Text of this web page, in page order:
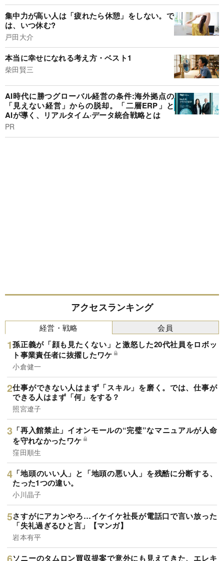
集中力が高い人は「疲れたら休憩」をしない。で
は、いつ休む?
戸田大介
本当に幸せになれる考え方・ベスト1
柴田賢三
AI時代に勝つグローバル経営の条件:海外拠点の
「見えない経営」からの脱却。「二層ERP」と
AIが導く、リアルタイム·データ統合戦略とは
PR
アクセスランキング
経営・戦略
孫正義が「顔も見たくない」と激怒した20代社員をロボッ
ト事業責任者に抜擢したワケ
小倉健一
仕事ができない人はまず「スキル」を磨く。では、仕事が
できる人はまず「何」をする？
照宮遼子
「再入館禁止」イオンモールの“完璧”なマニュアルが人命
を守れなかったワケ
窪田順生
「地頭のいい人」と「地頭の悪い人」を残酷に分断する、
たった1つの違い。
小川晶子
さすがにアカンやろ…イケイケ社長が電話口で言い放った
「失礼過ぎるひと言」【マンガ】
岩本有平
ソニーのタムロン買収提案で意外にも見えてきた、エレキ
会員